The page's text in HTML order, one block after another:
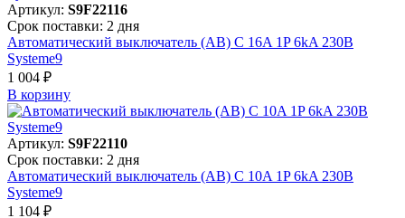
Артикул: S9F22116
Срок поставки: 2 дня
Автоматический выключатель (АВ) C 16A 1P 6kA 230В
Systeme9
1 004 ₽
В корзинy
Артикул: S9F22110
Срок поставки: 2 дня
Автоматический выключатель (АВ) C 10A 1P 6kA 230В
Systeme9
1 104 ₽